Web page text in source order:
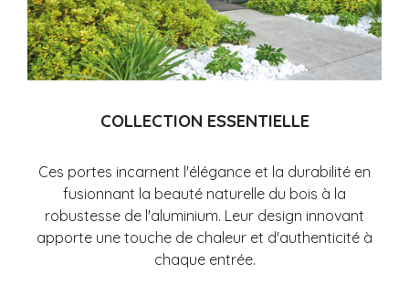
COLLECTION ESSENTIELLE
Ces portes incarnent l'élégance et la durabilité en
fusionnant la beauté naturelle du bois à la
robustesse de l'aluminium. Leur design innovant
apporte une touche de chaleur et d'authenticité à
chaque entrée.